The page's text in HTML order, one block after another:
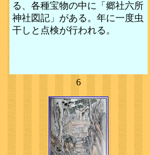
る、各種宝物の中に「郷社六所
神社図記」がある。年に一度虫
干しと点検が行われる。
6